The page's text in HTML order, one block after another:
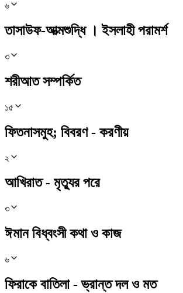
৬
তাসাউফ-আত্মশুদ্ধি । ইসলাহী পরামর্শ
৩
শরীআত সম্পর্কিত
১৫
ফিতনাসমুহ; বিবরণ - করণীয়
২
আখিরাত - মৃত্যুর পরে
৩
ঈমান বিধ্বংসী কথা ও কাজ
৬
ফিরাকে বাতিলা - ভ্রান্ত দল ও মত